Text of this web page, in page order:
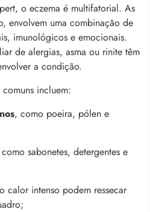
o eczema é multifatorial. As
envolvem uma combinação de
imunológicos e emocionais.
de alergias, asma ou rinite têm
a condição.
incluem:
, como poeira, pólen e
sabonetes, detergentes e
calor intenso podem ressecar